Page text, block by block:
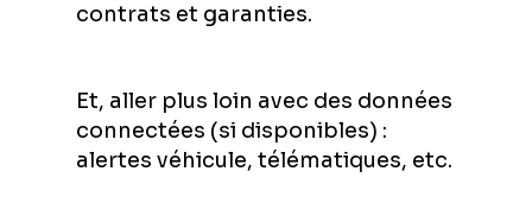
contrats et garanties.
Et, aller plus loin avec des données
connectées (si disponibles) :
alertes véhicule, télématiques, etc.